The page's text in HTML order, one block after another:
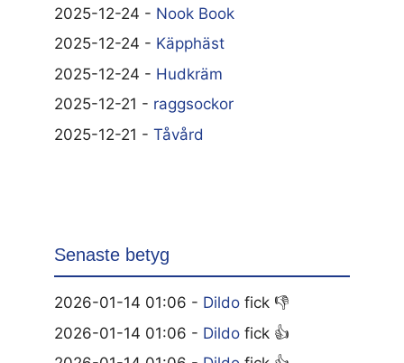
2025-12-24 - Nook Book
2025-12-24 - Käpphäst
2025-12-24 - Hudkräm
2025-12-21 - raggsockor
2025-12-21 - Tåvård
Senaste betyg
2026-01-14 01:06 - Dildo fick 👎
2026-01-14 01:06 - Dildo fick 👍